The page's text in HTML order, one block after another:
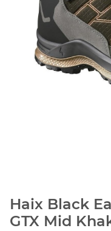
Haix Black
GTX Mid